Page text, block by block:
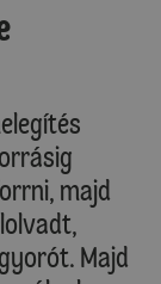
majd
Majd